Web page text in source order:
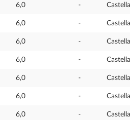
6,0 -
6,0 -
6,0 -
6,0 -
6,0 -
6,0 -
6,0 -